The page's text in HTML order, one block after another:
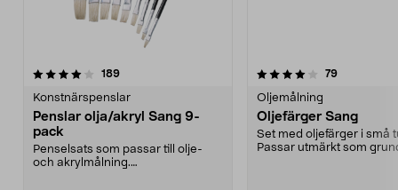
189recensioner
Konstnärspenslar
Penslar olja/akryl Sang 9-
pack
Penselsats som passar till olje-
och akrylmålning.
4.0 av 5 stjärnor 79recensioner
Oljemålning
Oljefärger Sang
Set med oljefärger i små
Passar utmärkt som
0.0 av 5 stjärnor